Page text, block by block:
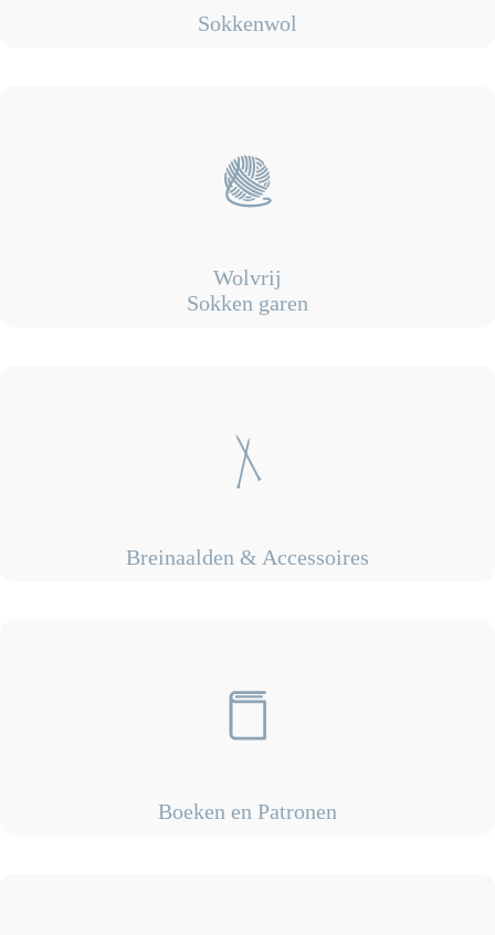
Sokkenwol
Wolvrij
Sokken garen
Breinaalden & Accessoires
Boeken en Patronen